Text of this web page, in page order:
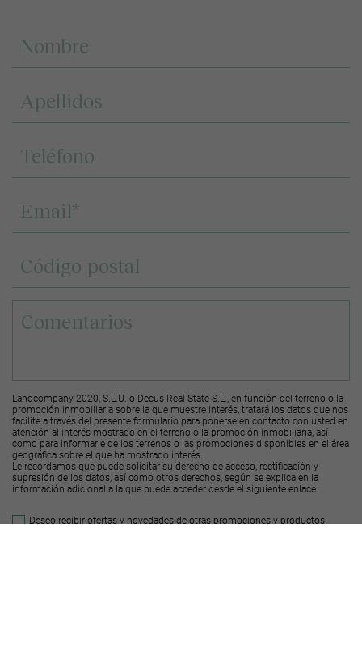
Landcompany 2020, S.L.U. o Decus Real State S.L., en función del terreno o la
promoción inmobiliaria sobre la que muestre interés, tratará los datos que nos
facilite a través del presente formulario para ponerse en contacto con usted en
atención al interés mostrado en el terreno o la promoción inmobiliaria, así
como para informarle de los terrenos o las promociones disponibles en el área
geográfica sobre el que ha mostrado interés.
Le recordamos que puede solicitar su derecho de acceso, rectificación y
supresión de los datos, así como otros derechos, según se explica en la
información adicional a la que puede acceder desde el siguiente enlace.
Deseo recibir ofertas y novedades de otras promociones y productos